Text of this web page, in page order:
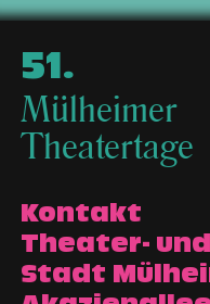
51.
Mülheimer
Theatertage
Kontakt
Theater-
Stadt